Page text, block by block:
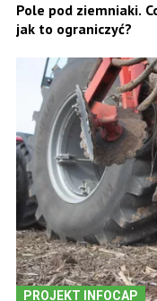
Pole pod ziemniaki.
jak to ograniczyć?
PROJEKT INFOCAP